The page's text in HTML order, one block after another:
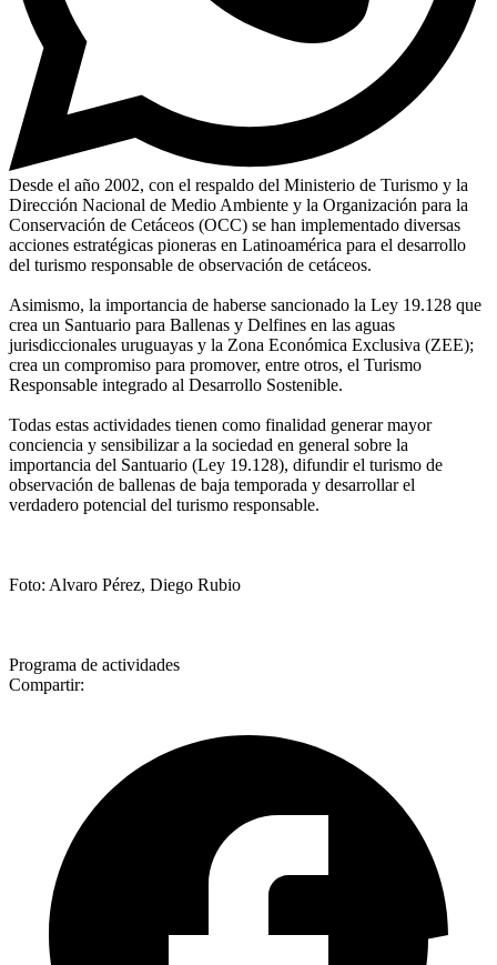
Desde el año 2002, con el respaldo del Ministerio de Turismo y la
Dirección Nacional de Medio Ambiente y la Organización para la
Conservación de Cetáceos (OCC) se han implementado diversas
acciones estratégicas pioneras en Latinoamérica para el desarrollo
del turismo responsable de observación de cetáceos.
Asimismo, la importancia de haberse sancionado la Ley 19.128 que
crea un Santuario para Ballenas y Delfines en las aguas
jurisdiccionales uruguayas y la Zona Económica Exclusiva (ZEE);
crea un compromiso para promover, entre otros, el Turismo
Responsable integrado al Desarrollo Sostenible.
Todas estas actividades tienen como finalidad generar mayor
conciencia y sensibilizar a la sociedad en general sobre la
importancia del Santuario (Ley 19.128), difundir el turismo de
observación de ballenas de baja temporada y desarrollar el
verdadero potencial del turismo responsable.
Foto: Alvaro Pérez, Diego Rubio
Programa de actividades
Compartir: